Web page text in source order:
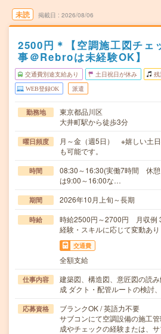
未読 掲載日 2026/08/06
2500円＊【空調施工図チェ
事＠Rebroは未経験OK】
交通費別途支給あり 土日祝日が休み 残
WEB登録OK 派遣
勤務地
東京都品川区
大井町駅から徒歩3分
曜日頻度
月～金（週5日） ※嬉しい土
も可能です。
時間
08:30～16:30(実働7時間 休
は9:00～16:00な…
期間 2026年10月上旬～長期
時給
時給2500円～2700円 月収
経験・スキルに応じて変動あり
交通費
全額支給
仕事内容
建築図、構造図、意匠図の読
成 ダクト・配管ルートの検討
応募資格
ブランクOK / 英語力不要
サブコンにて空調設備の施工
成やチェックの経験または、